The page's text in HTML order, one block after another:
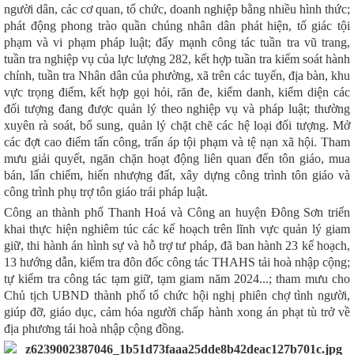
người dân, các cơ quan, tổ chức, doanh nghiệp bằng nhiều hình thức;
phát động phong trào quần chúng nhân dân phát hiện, tố giác tội
phạm và vi phạm pháp luật; đẩy mạnh công tác tuần tra vũ trang,
tuần tra nghiệp vụ của lực lượng 282, kết hợp tuần tra kiểm soát hành
chính, tuần tra Nhân dân của phường, xã trên các tuyến, địa bàn, khu
vực trọng điểm, kết hợp gọi hỏi, răn đe, kiểm danh, kiểm diện các
đối tượng đang được quản lý theo nghiệp vụ và pháp luật; thường
xuyên rà soát, bổ sung, quản lý chặt chẽ các hệ loại đối tượng. Mở
các đợt cao điểm tấn công, trấn áp tội phạm và tệ nạn xã hội. Tham
mưu giải quyết, ngăn chặn hoạt động liên quan đến tôn giáo, mua
bán, lấn chiếm, hiến nhượng đất, xây dựng công trình tôn giáo và
công trình phụ trợ tôn giáo trái pháp luật.
Công an thành phố Thanh Hoá và Công an huyện Đông Sơn triển
khai thực hiện nghiêm túc các kế hoạch trên lĩnh vực quản lý giam
giữ, thi hành án hình sự và hỗ trợ tư pháp, đã ban hành 23 kế hoạch,
13 hướng dẫn, kiểm tra đôn đốc công tác THAHS tải hoà nhập cộng;
tự kiểm tra công tác tạm giữ, tạm giam năm 2024...; tham mưu cho
Chủ tịch UBND thành phố tổ chức hội nghị phiên chợ tình người,
giúp đỡ, giáo dục, cảm hóa người chấp hành xong án phạt tù trở về
địa phương tái hoà nhập cộng đồng.